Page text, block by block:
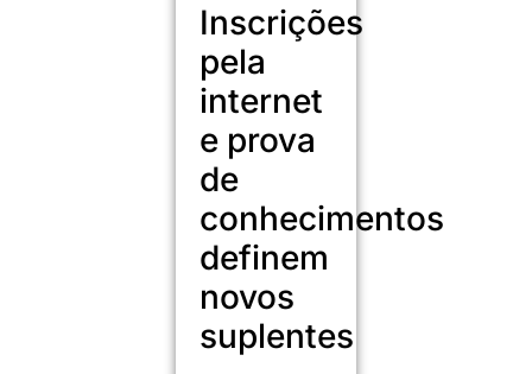
Inscrições
pela
internet
e prova
de
conhecimentos
definem
novos
suplentes